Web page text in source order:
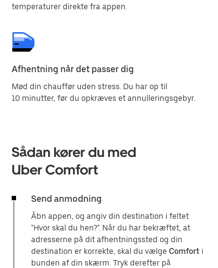
temperaturer direkte fra appen.
Afhentning når det passer dig
Mød din chauffør uden stress. Du har op til
10 minutter, før du opkræves et annulleringsgebyr.
Sådan kører du med
Uber Comfort
Send anmodning
Åbn appen, og angiv din destination i feltet
"Hvor skal du hen?". Når du har bekræftet, at
adresserne på dit afhentningssted og din
destination er korrekte, skal du vælge Comfort i
bunden af din skærm. Tryk derefter på